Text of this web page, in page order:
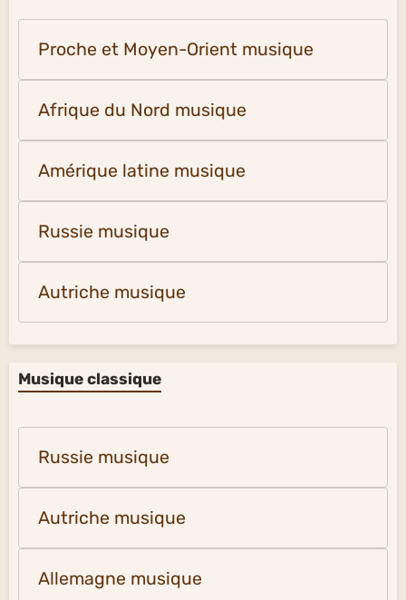
Proche et Moyen-Orient musique
Afrique du Nord musique
Amérique latine musique
Russie musique
Autriche musique
Musique classique
Russie musique
Autriche musique
Allemagne musique